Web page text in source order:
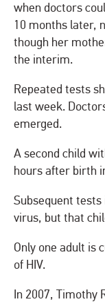
when doctors
10 months later,
though her
the interim.
Repeated tests
last week.
emerged.
A second child
hours after birth
Subsequent
virus, but that
Only one adult is
of HIV.
In 2007, Timothy